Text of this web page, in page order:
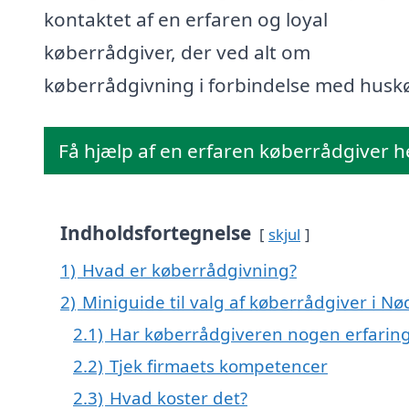
kontaktet af en erfaren og loyal
køberrådgiver, der ved alt om
køberrådgivning i forbindelse med
Få hjælp af en erfaren køberrådgiver
Indholdsfortegnelse skjul
1) Hvad er køberrådgivning?
2) Miniguide til valg af køberrådgiver i
2.1) Har køberrådgiveren nogen
2.2) Tjek firmaets kompetencer
2.3) Hvad koster det?